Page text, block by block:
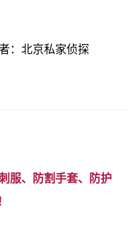
：北京私家侦探
服、防割手套、防护